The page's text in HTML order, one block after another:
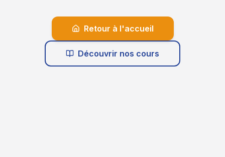
Retour à l'accueil
Découvrir nos cours